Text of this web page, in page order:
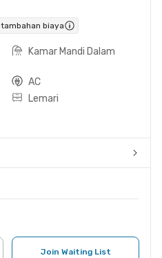
biaya
Kamar Mandi Dalam
AC
Lemari
Join Waiting List